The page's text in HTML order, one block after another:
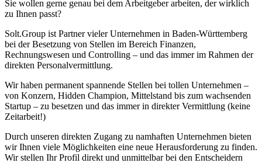
Sie wollen gerne genau bei dem Arbeitgeber arbeiten, der wirklich
zu Ihnen passt?
Solt.Group ist Partner vieler Unternehmen in Baden-Württemberg
bei der Besetzung von Stellen im Bereich Finanzen,
Rechnungswesen und Controlling – und das immer im Rahmen der
direkten Personalvermittlung.
Wir haben permanent spannende Stellen bei tollen Unternehmen –
von Konzern, Hidden Champion, Mittelstand bis zum wachsenden
Startup – zu besetzen und das immer in direkter Vermittlung (keine
Zeitarbeit!)
Durch unseren direkten Zugang zu namhaften Unternehmen bieten
wir Ihnen viele Möglichkeiten eine neue Herausforderung zu finden.
Wir stellen Ihr Profil direkt und unmittelbar bei den Entscheidern